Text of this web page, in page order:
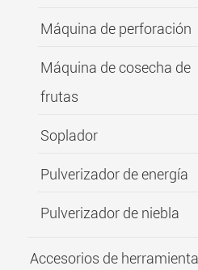
Máquina de perforación
Máquina de cosecha de
frutas
Soplador
Pulverizador de energía
Pulverizador de niebla
Accesorios de